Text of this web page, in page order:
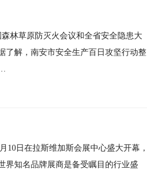
林草原防灭火会议和全省安全隐患大
了解，南安市安全生产百日攻坚行动整
10日在拉斯维加斯会展中心盛大开幕，
界知名品牌展商是备受瞩目的行业盛